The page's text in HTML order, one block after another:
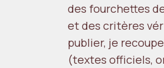
des fourchettes
et des critères
publier, je
(textes officiels,